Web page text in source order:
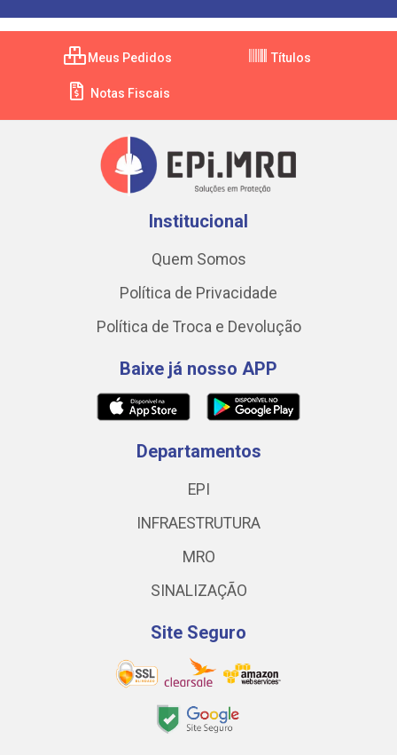
Meus Pedidos Títulos
Notas Fiscais
Institucional
Quem Somos
Política de Privacidade
Política de Troca e Devolução
Baixe já nosso APP
Departamentos
EPI
INFRAESTRUTURA
MRO
SINALIZAÇÃO
Site Seguro